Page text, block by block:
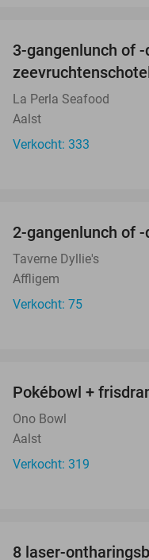
3-gangenlunch of
La Perla Seafood
Aalst
Verkocht: 333
2-gangenlunch of
Taverne Dyllie's
Affligem
Verkocht: 75
Pokébowl +
Ono Bowl
Aalst
Verkocht: 319
8 laser-